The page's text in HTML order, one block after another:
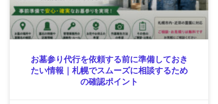
お墓参り代行を依頼する前に準備しておき
たい情報｜札幌でスムーズに相談するため
の確認ポイント